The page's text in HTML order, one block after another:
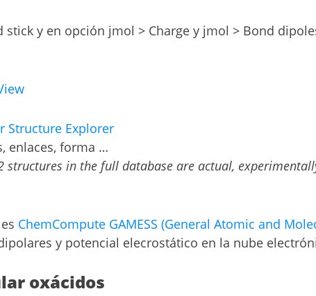
stick y en opción jmol > Charge y jmol > Bond
Structure Explorer
enlaces, forma …
structures in the full database are actual,
ChemCompute GAMESS (General Atomic and
y potencial elecrostático en la nube
oxácidos